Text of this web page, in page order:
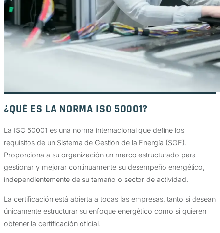
¿QUÉ ES LA NORMA ISO 50001?
La ISO 50001 es una norma internacional que define los
requisitos de un Sistema de Gestión de la Energía (SGE).
Proporciona a su organización un marco estructurado para
gestionar y mejorar continuamente su desempeño energético,
independientemente de su tamaño o sector de actividad.
La certificación está abierta a todas las empresas, tanto si desean
únicamente estructurar su enfoque energético como si quieren
obtener la certificación oficial.